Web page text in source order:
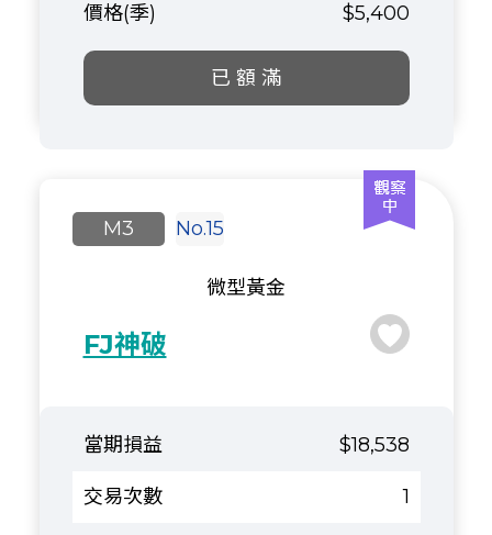
$5,400
已 額 滿
No.15
FJ神破
微型黃金
M3
$18,538
1